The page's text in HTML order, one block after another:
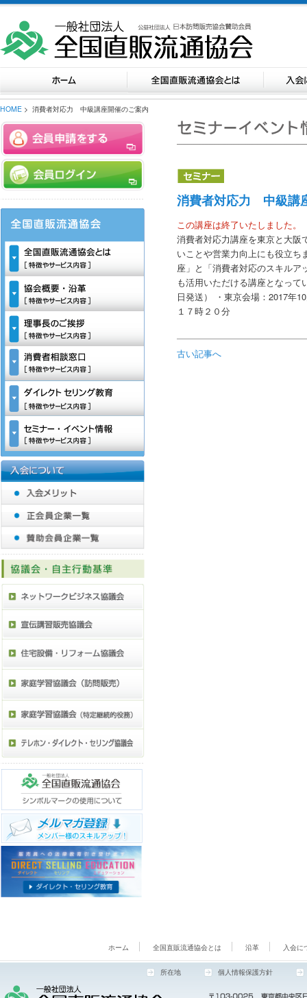
HOME > 消費者対応力 中級講座開催のご案内
消費者対応力 中級講
この講座は終了いたしました。
消費者対応力講座を東京と大阪
いことや営業力向上にも役立
座」と「消費者対応のスキル
も活用いただける講座となっ
日発送） ・東京会場：2017年
１７時２０分
古い記事へ
ホーム 全国直販流通協会とは 沿革 入会に
所在地 個人情報保護方針